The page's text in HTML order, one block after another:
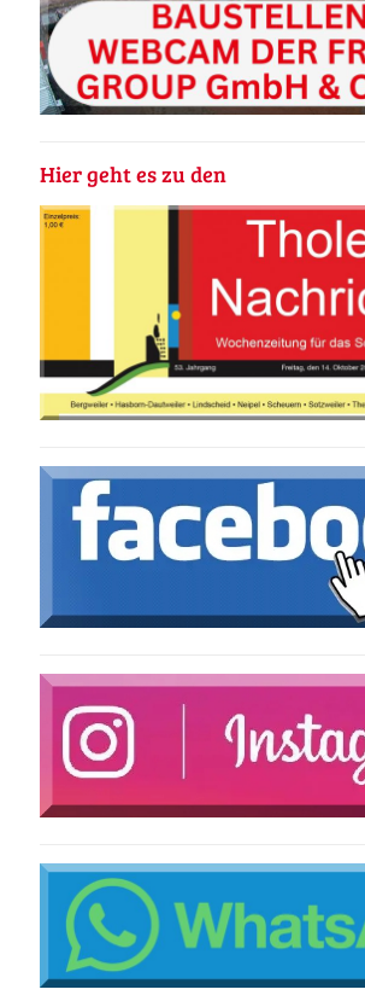
Hier geht es zu den